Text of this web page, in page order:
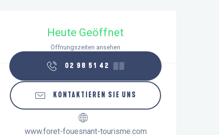
Öffnungszeiten & Kontaktdaten
Heute Geöffnet
Öffnungszeiten ansehen
02 98 51 42 ▒▒
KONTAKTIEREN SIE UNS
www.foret-fouesnant-tourisme.com